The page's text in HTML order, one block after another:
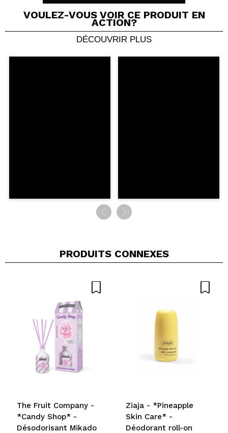
VOULEZ-VOUS VOIR CE PRODUIT EN
ACTION?
DÉCOUVRIR PLUS
PRODUITS CONNEXES
The Fruit Company -
*Candy Shop* -
Désodorisant Mikado
Ziaja - *Pineapple
Skin Care* -
Déodorant roll-on